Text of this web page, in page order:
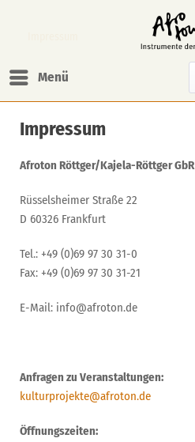
Menü
Impressum
Afroton Röttger/Kajela-Röttger GbR
Rüsselsheimer Straße 22
D 60326 Frankfurt
Tel.: +49 (0)69 97 30 31-0
Fax: +49 (0)69 97 30 31-21
E-Mail: info@afroton.de
Anfragen zu Veranstaltungen:
kulturprojekte@afroton.de
Öffnungszeiten: